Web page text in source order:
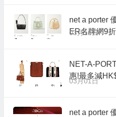
net a porter
ER名牌網9
03月16日
NET-A-
惠!最多減
03月01日
net a porter